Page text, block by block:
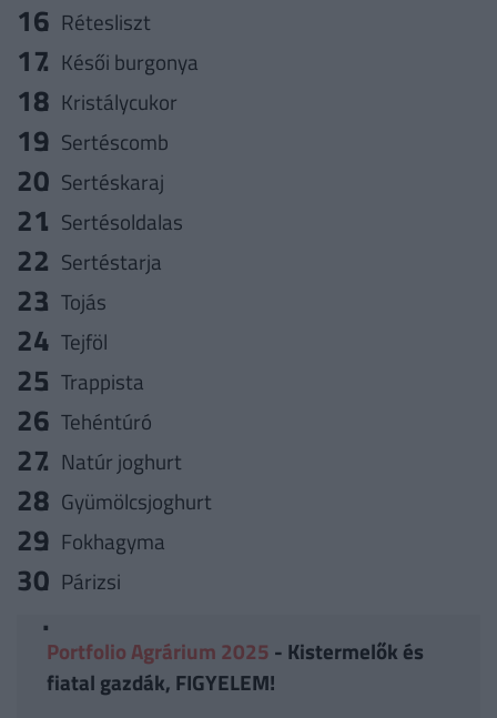
Rétesliszt
Késői burgonya
Kristálycukor
Sertéscomb
Sertéskaraj
Sertésoldalas
Sertéstarja
Tojás
Tejföl
Trappista
Tehéntúró
Natúr joghurt
Gyümölcsjoghurt
Fokhagyma
Párizsi
Portfolio Agrárium 2025 - Kistermelők és
fiatal gazdák, FIGYELEM!